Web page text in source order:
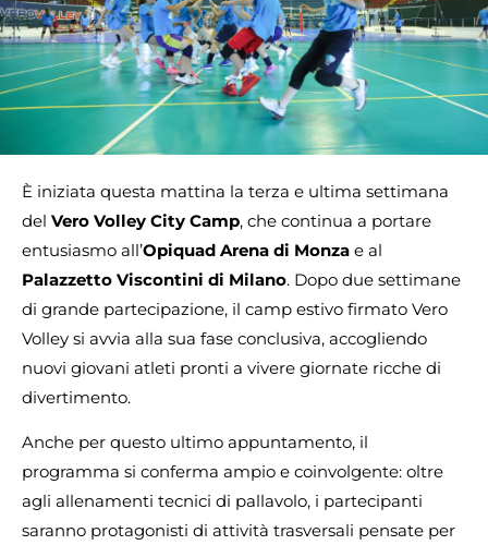
È iniziata questa mattina la terza e ultima settimana
del Vero Volley City Camp, che continua a portare
entusiasmo all’Opiquad Arena di Monza e al
Palazzetto Viscontini di Milano. Dopo due settimane
di grande partecipazione, il camp estivo firmato Vero
Volley si avvia alla sua fase conclusiva, accogliendo
nuovi giovani atleti pronti a vivere giornate ricche di
divertimento.
Anche per questo ultimo appuntamento, il
programma si conferma ampio e coinvolgente: oltre
agli allenamenti tecnici di pallavolo, i partecipanti
saranno protagonisti di attività trasversali pensate per